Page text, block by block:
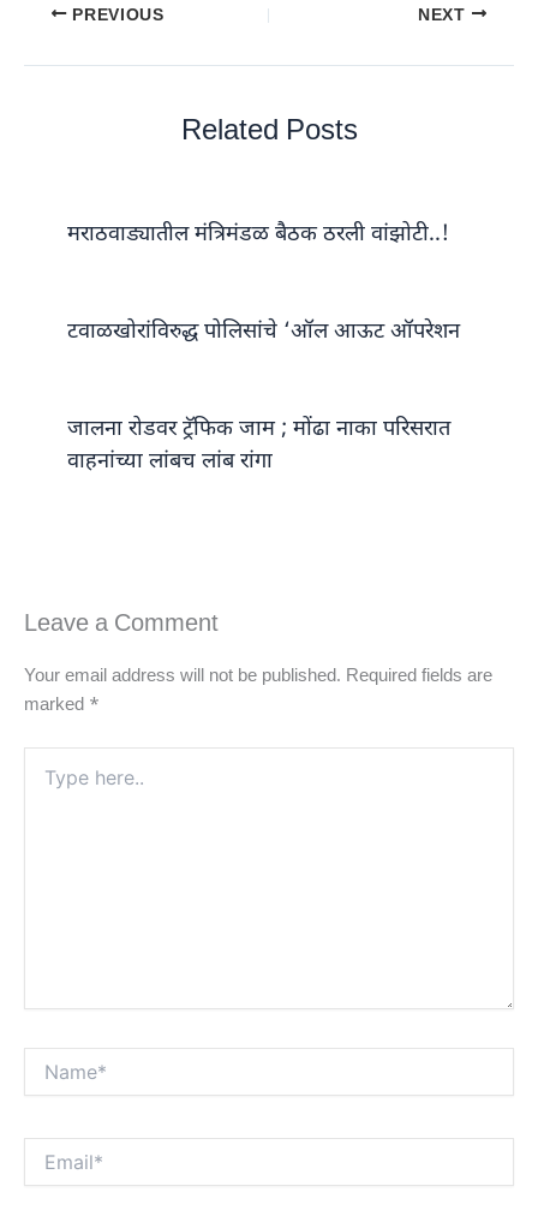
PREVIOUS NEXT
Related Posts
मराठवाड्यातील मंत्रिमंडळ बैठक ठरली वांझोटी..!
टवाळखोरांविरुद्ध पोलिसांचे ‘ऑल आऊट ऑपरेशन
जालना रोडवर ट्रॅफिक जाम ; मोंढा नाका परिसरात
वाहनांच्या लांबच लांब रांगा
Leave a Comment
Your email address will not be published. Required fields are
marked *
here..